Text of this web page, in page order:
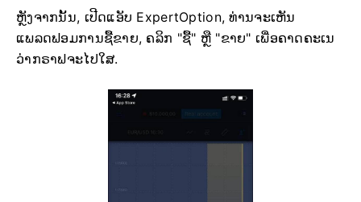
ຫຼັງຈາກນັ້ນ, ເປີດແອັບ ExpertOption, ທ່ານຈະເຫັນ
ແພລດຟອມການຊື້ຂາຍ, ຄລິກ "ຊື້" ຫຼື "ຂາຍ" ເພື່ອຄາດຄະເນ
ວ່າກຣາຟຈະໄປໃສ.